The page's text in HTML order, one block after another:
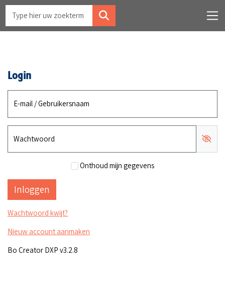
Login
E-mail / Gebruikersnaam
Wachtwoord
Onthoud mijn gegevens
Wachtwoord kwijt?
Nieuw account aanmaken
Bo Creator DXP v3.2.8